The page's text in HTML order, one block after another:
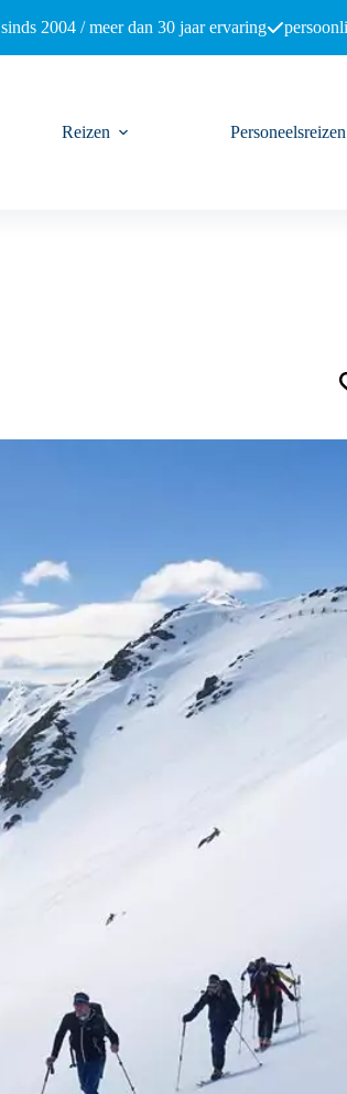
sinds 2004 / meer dan 30 jaar ervaring
Reizen Personeelsreizen